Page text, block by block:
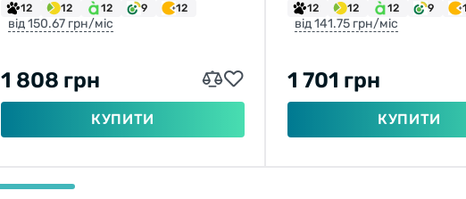
12 12 12 9 12
від 150.67 грн/міс
1 808 грн
КУПИТИ
12 12 12 9
від 141.75 грн/міс
1 701 грн
КУПИТИ